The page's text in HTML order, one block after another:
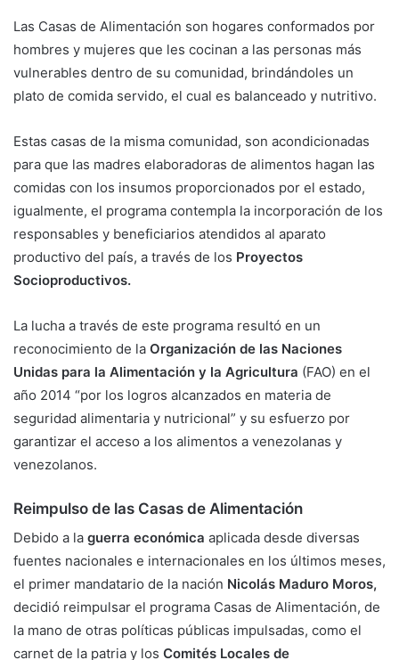
Las Casas de Alimentación son hogares conformados por
hombres y mujeres que les cocinan a las personas más
vulnerables dentro de su comunidad, brindándoles un
plato de comida servido, el cual es balanceado y nutritivo.
Estas casas de la misma comunidad, son acondicionadas
para que las madres elaboradoras de alimentos hagan las
comidas con los insumos proporcionados por el estado,
igualmente, el programa contempla la incorporación de los
responsables y beneficiarios atendidos al aparato
productivo del país, a través de los Proyectos
Socioproductivos.
La lucha a través de este programa resultó en un
reconocimiento de la Organización de las Naciones
Unidas para la Alimentación y la Agricultura (FAO) en el
año 2014 “por los logros alcanzados en materia de
seguridad alimentaria y nutricional” y su esfuerzo por
garantizar el acceso a los alimentos a venezolanas y
venezolanos.
Reimpulso de las Casas de Alimentación
Debido a la guerra económica aplicada desde diversas
fuentes nacionales e internacionales en los últimos meses,
el primer mandatario de la nación Nicolás Maduro Moros,
decidió reimpulsar el programa Casas de Alimentación, de
la mano de otras políticas públicas impulsadas, como el
carnet de la patria y los Comités Locales de